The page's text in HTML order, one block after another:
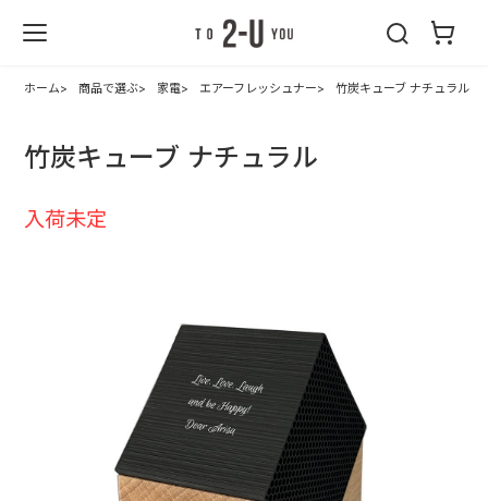
ホーム 商品で選ぶ 家電 エアーフレッシュナー 竹炭キューブ ナチュラル
竹炭キューブ ナチュラル
入荷未定